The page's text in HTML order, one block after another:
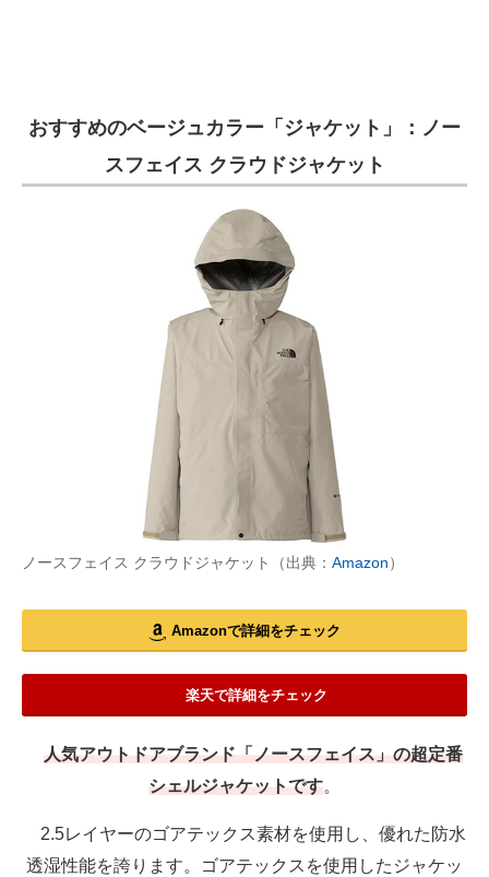
おすすめのベージュカラー「ジャケット」：ノー
スフェイス クラウドジャケット
ノースフェイス クラウドジャケット（出典： Amazon）
Amazonで詳細をチェック
楽天で詳細をチェック
人気アウトドアブランド「ノースフェイス」の超定番
シェルジャケットです。
2.5レイヤーのゴアテックス素材を使用し、優れた防水
透湿性能を誇ります。ゴアテックスを使用したジャケッ